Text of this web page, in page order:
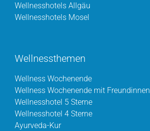
Wellnesshotels Allgäu
Wellnesshotels Mosel
Wellnessthemen
Wellness Wochenende
Wellness Wochenende mit Freundinnen
Wellnesshotel 5 Sterne
Wellnesshotel 4 Sterne
Ayurveda-Kur